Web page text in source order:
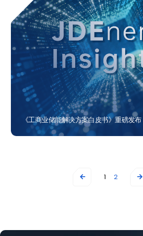
《工商业储能解决方案白皮书》重磅发布
 1 2 